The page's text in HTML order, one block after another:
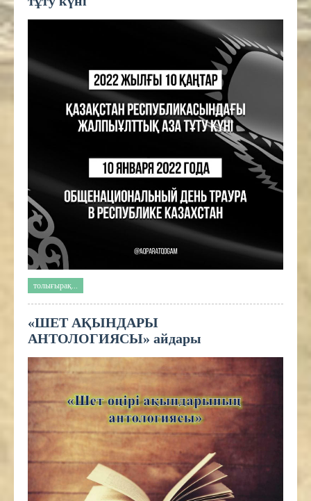
толығырақ...
«ШЕТ АҚЫНДАРЫ
АНТОЛОГИЯСЫ» айдары